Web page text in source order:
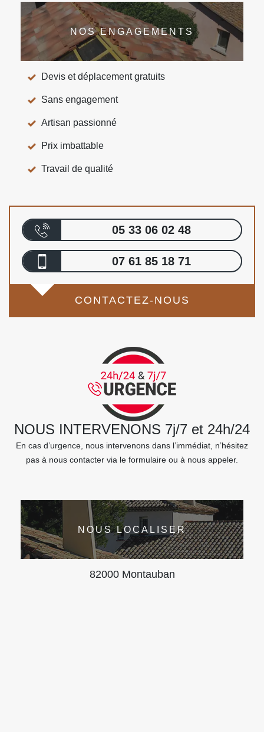
NOS ENGAGEMENTS
Devis et déplacement gratuits
Sans engagement
Artisan passionné
Prix imbattable
Travail de qualité
05 33 06 02 48
07 61 85 18 71
CONTACTEZ-NOUS
NOUS INTERVENONS 7j/7 et 24h/24
En cas d’urgence, nous intervenons dans l’immédiat, n’hésitez
pas à nous contacter via le formulaire ou à nous appeler.
NOUS LOCALISER
82000 Montauban